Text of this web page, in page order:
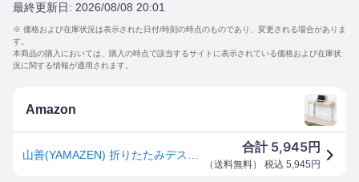
最終更新日: 2026/08/08 20:01
※ 価格および在庫状況は表示された日付/時刻の時点のものであり、変更される場合がありま
す。
本商品の購入においては、購入の時点で該当するサイトに表示されている価格および在庫状
況に関する情報が適用されます。
Amazon
合計 5,945円
（送料無料） 税込 5,945 円